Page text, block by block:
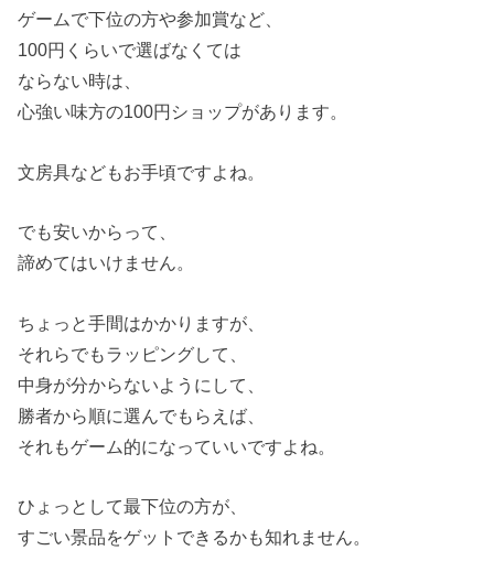
ゲームで下位の方や参加賞など、
100円くらいで選ばなくては
ならない時は、
心強い味方の100円ショップがあります。
文房具などもお手頃ですよね。
でも安いからって、
諦めてはいけません。
ちょっと手間はかかりますが、
それらでもラッピングして、
中身が分からないようにして、
勝者から順に選んでもらえば、
それもゲーム的になっていいですよね。
ひょっとして最下位の方が、
すごい景品をゲットできるかも知れません。